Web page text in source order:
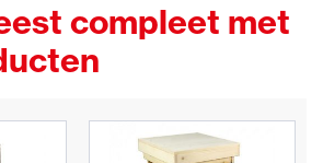
compleet met